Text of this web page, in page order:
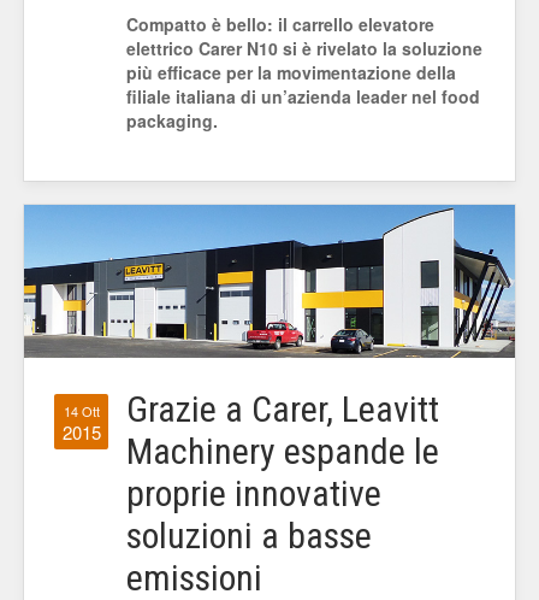
Compatto è bello: il carrello elevatore
elettrico Carer N10 si è rivelato la soluzione
più efficace per la movimentazione della
filiale italiana di un’azienda leader nel food
packaging.
14 Ott
2015
Grazie a Carer, Leavitt
Machinery espande le
proprie innovative
soluzioni a basse
emissioni